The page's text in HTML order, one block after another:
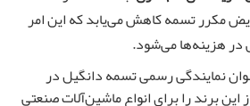
مکرر تسمه کاهش می‌یابد که این امر
در هزینه‌ها می‌شود.
نمایندگی رسمی تسمه دانگیل در
برند را برای انواع ماشین‌آلات صنعتی